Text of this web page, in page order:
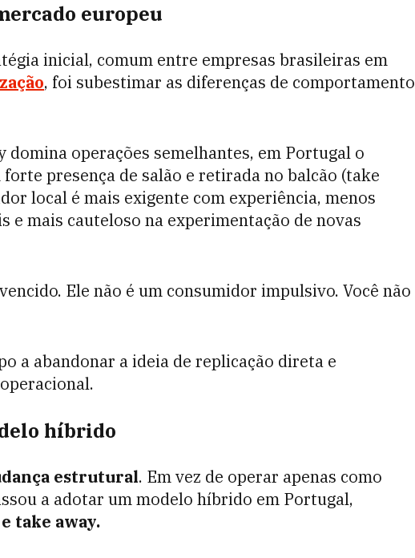
europeu
inicial, comum entre empresas brasileiras em
, foi subestimar as diferenças de comportamento
operações semelhantes, em Portugal o
presença de salão e retirada no balcão (take
local é mais exigente com experiência, menos
e mais cauteloso na experimentação de novas
Ele não é um consumidor impulsivo. Você não
a abandonar a ideia de replicação direta e
híbrido
estrutural. Em vez de operar apenas como
a adotar um modelo híbrido em Portugal,
take away.